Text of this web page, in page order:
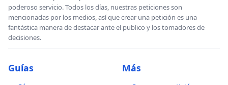
poderoso servicio. Todos los días, nuestras peticiones son
mencionadas por los medios, así que crear una petición es una
fantástica manera de destacar ante el publico y los tomadores de
decisiones.
Guías Más